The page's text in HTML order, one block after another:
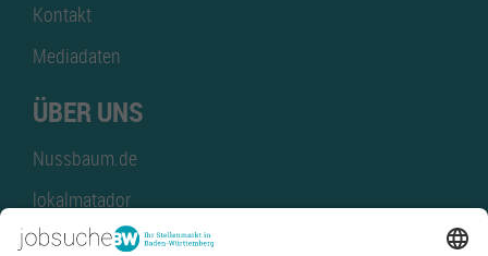
Kontakt
Mediadaten
ÜBER UNS
Nussbaum.de
lokalmatador
kaufinBW